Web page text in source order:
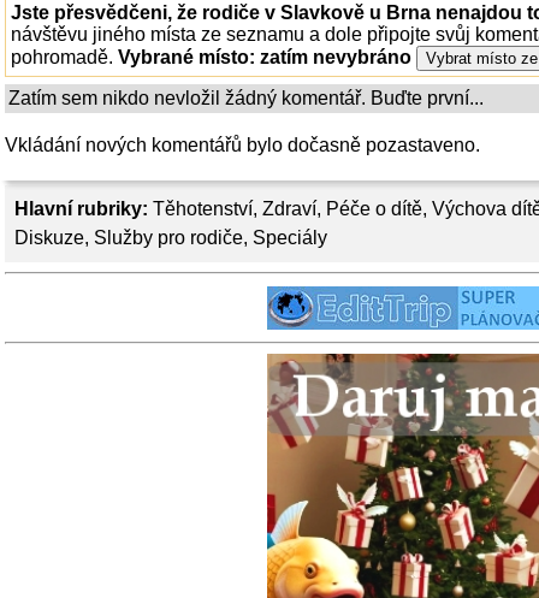
Hlavní rubriky: Těhotenství, Zdraví, Péče o dítě, Výchova
Diskuze, Služby pro rodiče, Speciály
Jste přesvědčeni, že rodiče v Slavkově u Brna nenajdou
návštěvu jiného místa ze seznamu a dole připojte svůj
pohromadě. Vybrané místo: zatím nevybráno
Zatím sem nikdo nevložil žádný komentář. Buďte první...
Vkládání nových komentářů bylo dočasně pozastaveno.